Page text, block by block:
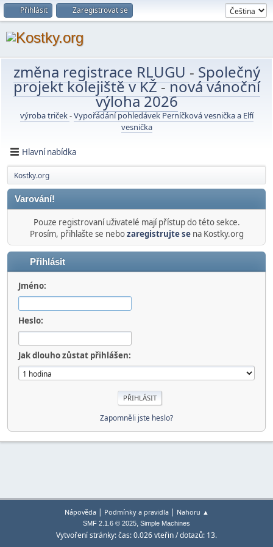
Přihlásit Zaregistrovat se
změna registrace RLUGU - Společný
projekt kolejiště v KŽ-nová vánoční
výloha 2026
výroba triček-Vypořádání pohledávek Perníčková vesnička a Elfí
vesnička
Hlavní nabídka
Kostky.org
Varování!
Pouze registrovaní uživatelé mají přístup do této sekce.
Prosím, přihlašte se nebozaregistrujte sena Kostky.org
Přihlásit
Jméno:
Heslo:
Jak dlouho zůstat přihlášen:
Zapomněli jste heslo?
Nápověda| Podmínky a pravidla| Nahoru ▲
SMF 2.1.6 © 2025, Simple Machines
Vytvoření stránky: čas: 0.026 vteřin / dotazů: 13.